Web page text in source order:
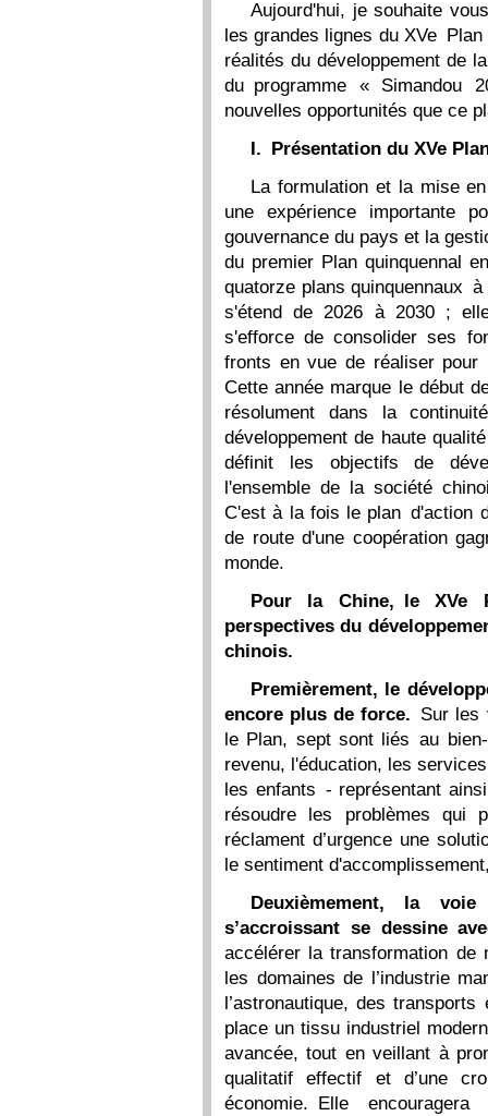
Aujourd'hui, je souhaite
les grandes lignes du XVe
réalités du développement de
du programme « Simandou
nouvelles opportunités que ce
I. Présentation du XVe
La formulation et la mise
une expérience importante
gouvernance du pays et la
du premier Plan quinquennal
quatorze plans quinquennaux
s'étend de 2026 à 2030 ;
s'efforce de consolider ses
fronts en vue de réaliser
Cette année marque le début
résolument dans la
développement de haute
définit les objectifs de
l'ensemble de la société
C'est à la fois le plan d'action
de route d'une coopération
monde.
Pour la Chine, le XVe
perspectives du
chinois.
Premièrement, le
encore plus de force. Sur les
le Plan, sept sont liés au
revenu, l'éducation, les
les enfants - représentant
résoudre les problèmes qui
réclament d’urgence une
le sentiment
Deuxièmement, la
s’accroissant se dessine
accélérer la transformation de
les domaines de l’industrie
l’astronautique, des
place un tissu industriel
avancée, tout en veillant à
qualitatif effectif et d’une
économie. Elle